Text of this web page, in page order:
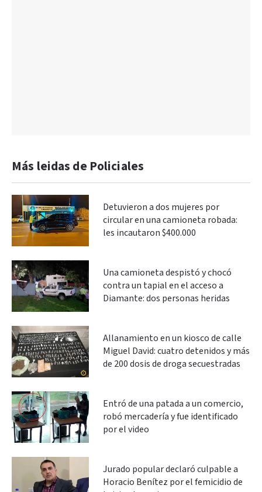
Más leidas de Policiales
Detuvieron a dos mujeres por
circular en una camioneta robada:
les incautaron $400.000
Una camioneta despistó y chocó
contra un tapial en el acceso a
Diamante: dos personas heridas
Allanamiento en un kiosco de calle
Miguel David: cuatro detenidos y más
de 200 dosis de droga secuestradas
Entró de una patada a un comercio,
robó mercadería y fue identificado
por el video
Jurado popular declaró culpable a
Horacio Benítez por el femicidio de